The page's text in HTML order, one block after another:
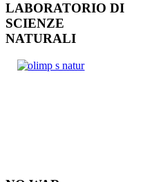
LABORATORIO DI
SCIENZE
NATURALI